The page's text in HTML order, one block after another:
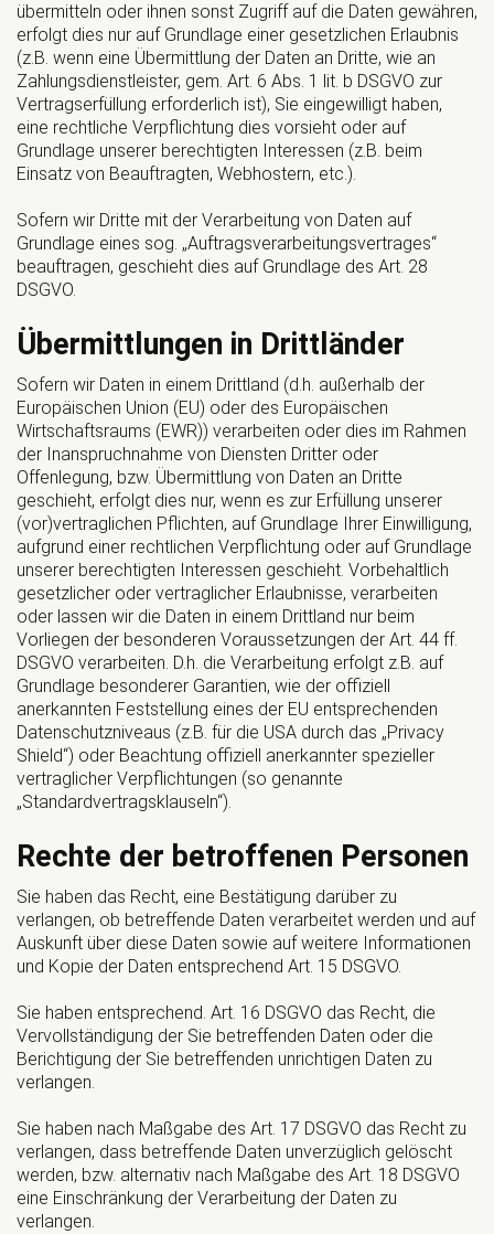
übermitteln oder ihnen sonst Zugriff auf die Daten gewähren,
erfolgt dies nur auf Grundlage einer gesetzlichen Erlaubnis
(z.B. wenn eine Übermittlung der Daten an Dritte, wie an
Zahlungsdienstleister, gem. Art. 6 Abs. 1 lit. b DSGVO zur
Vertragserfüllung erforderlich ist), Sie eingewilligt haben,
eine rechtliche Verpflichtung dies vorsieht oder auf
Grundlage unserer berechtigten Interessen (z.B. beim
Einsatz von Beauftragten, Webhostern, etc.).
Sofern wir Dritte mit der Verarbeitung von Daten auf
Grundlage eines sog. „Auftragsverarbeitungsvertrages“
beauftragen, geschieht dies auf Grundlage des Art. 28
DSGVO.
Übermittlungen in Drittländer
Sofern wir Daten in einem Drittland (d.h. außerhalb der
Europäischen Union (EU) oder des Europäischen
Wirtschaftsraums (EWR)) verarbeiten oder dies im Rahmen
der Inanspruchnahme von Diensten Dritter oder
Offenlegung, bzw. Übermittlung von Daten an Dritte
geschieht, erfolgt dies nur, wenn es zur Erfüllung unserer
(vor)vertraglichen Pflichten, auf Grundlage Ihrer Einwilligung,
aufgrund einer rechtlichen Verpflichtung oder auf Grundlage
unserer berechtigten Interessen geschieht. Vorbehaltlich
gesetzlicher oder vertraglicher Erlaubnisse, verarbeiten
oder lassen wir die Daten in einem Drittland nur beim
Vorliegen der besonderen Voraussetzungen der Art. 44 ff.
DSGVO verarbeiten. D.h. die Verarbeitung erfolgt z.B. auf
Grundlage besonderer Garantien, wie der offiziell
anerkannten Feststellung eines der EU entsprechenden
Datenschutzniveaus (z.B. für die USA durch das „Privacy
Shield“) oder Beachtung offiziell anerkannter spezieller
vertraglicher Verpflichtungen (so genannte
„Standardvertragsklauseln“).
Rechte der betroffenen Personen
Sie haben das Recht, eine Bestätigung darüber zu
verlangen, ob betreffende Daten verarbeitet werden und auf
Auskunft über diese Daten sowie auf weitere Informationen
und Kopie der Daten entsprechend Art. 15 DSGVO.
Sie haben entsprechend. Art. 16 DSGVO das Recht, die
Vervollständigung der Sie betreffenden Daten oder die
Berichtigung der Sie betreffenden unrichtigen Daten zu
verlangen.
Sie haben nach Maßgabe des Art. 17 DSGVO das Recht zu
verlangen, dass betreffende Daten unverzüglich gelöscht
werden, bzw. alternativ nach Maßgabe des Art. 18 DSGVO
eine Einschränkung der Verarbeitung der Daten zu
verlangen.